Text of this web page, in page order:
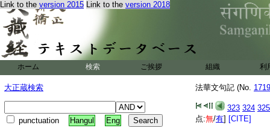
Link to the version 2015 Link to the version 2018
ホーム 検索 ご挨拶 組織 利
大正蔵検索
punctuation Hangul Eng
法華文句記 (No.
323 324 325
点:無/有] [CITE]
分而不分。故云不
故以多寶滅而非滅
故云與太虚齊等。
表。應當多寶現即
迦量即無量。秖可
如何得知過去壽量
劫。然始方云不思
爲乘始。以涅槃爲
可。等是隔部何不
會歸爲乘始者。教
無始亦復無終。若